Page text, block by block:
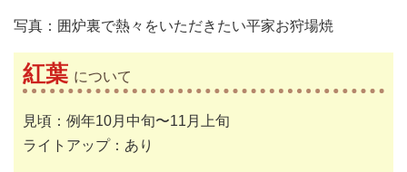
写真：囲炉裏で熱々をいただきたい平家お狩場焼
紅葉 について
見頃：例年10月中旬〜11月上旬
ライトアップ：あり